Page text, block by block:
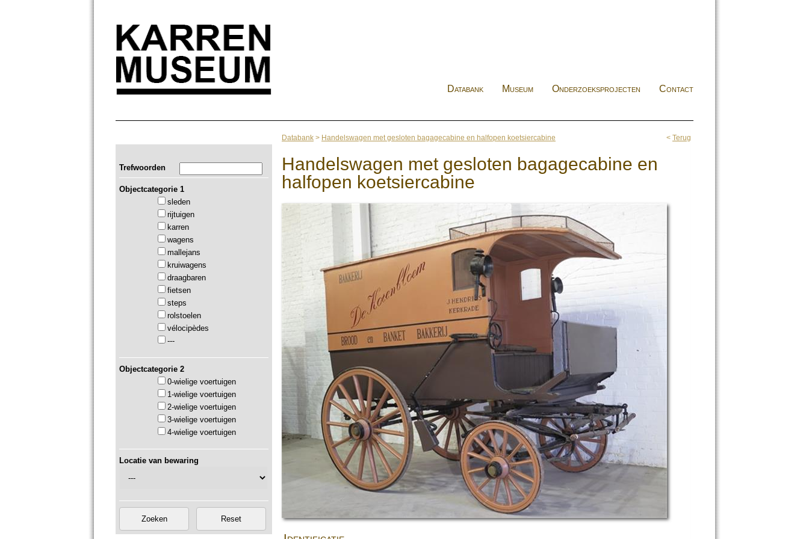
Databank Museum Onderzoeksprojecten Contact
Trefwoorden
Objectcategorie 1
sleden
rijtuigen
karren
wagens
mallejans
kruiwagens
draagbaren
fietsen
steps
rolstoelen
vélocipèdes
---
Objectcategorie 2
0-wielige voertuigen
1-wielige voertuigen
2-wielige voertuigen
3-wielige voertuigen
4-wielige voertuigen
Locatie van bewaring
< Terug
Databank > Handelswagen met gesloten bagagecabine en halfopen koetsiercabine
Handelswagen met gesloten bagagecabine en
halfopen koetsiercabine